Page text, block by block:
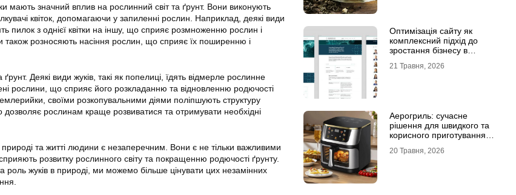
мають значний вплив на рослинний світ та ґрунт. Вони виконують
квіток, допомагаючи у запиленні рослин. Наприклад, деякі види
пилок з однієї квітки на іншу, що сприяє розмноженню рослин і
також розносяють насіння рослин, що сприяє їх поширенню і
Деякі види жуків, такі як попелиці, їдять відмерле рослинне
рослини, що сприяє його розкладанню та відновленню родючості
своїми розкопувальними діями поліпшують структуру
дозволяє рослинам краще розвиватися та отримувати необхідні
та житті людини є незаперечним. Вони є не тільки важливими
розвитку рослинного світу та покращенню родючості ґрунту.
роль жуків в природі, ми можемо більше цінувати цих незамінних
Оптимізація сайту як
комплексний підхід до
зростання бізнесу в
21 Травня, 2026
Аерогриль: сучасне
рішення для швидкого та
корисного приготування
20 Травня, 2026